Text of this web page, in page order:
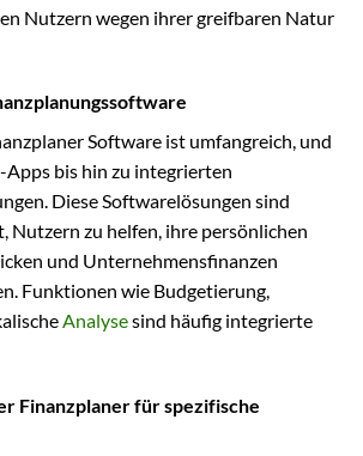
Nutzern wegen ihrer greifbaren Natur
Software ist umfangreich, und
Apps bis hin zu integrierten
Diese Softwarelösungen sind
Nutzern zu helfen, ihre persönlichen
und Unternehmensfinanzen
Funktionen wie Budgetierung,
Analysesind häufig integrierte
Finanzplaner für spezifische